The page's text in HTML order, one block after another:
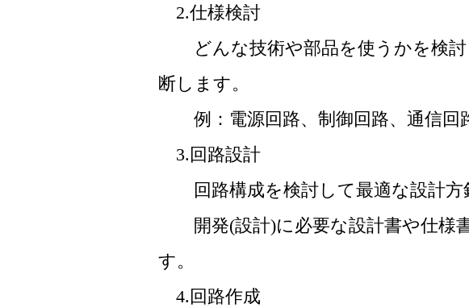
2.仕様検討
どんな技術や部品を使うかを検討
断します。
例：電源回路、制御回路、通信回
3.回路設計
回路構成を検討して最適な設計方
開発(設計)に必要な設計書や仕様
す。
4.回路作成